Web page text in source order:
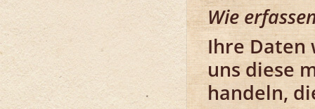
Wie
Ihre Daten
uns diese
handeln,